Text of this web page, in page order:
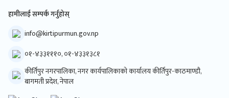
हामीलाई सम्पर्क गर्नुहोस्
info@kirtipurmun.gov.np
०१-४३३१११०, ०१-४३३१३८१
कीर्तिपुर नगरपालिका, नगर कार्यपालिकाको कार्यालय कीर्तिपुर-काठमाण्डौ,
बागमती प्रदेश, नेपाल